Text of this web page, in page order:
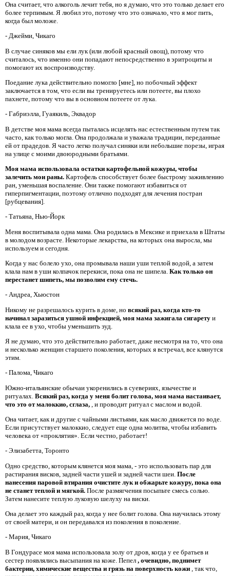
Она считает, что алкоголь лечит тебя, но я думаю, что это только делает его
более терпимым. Я любил это, потому что это означало, что я мог пить,
когда был моложе.
- Джейми, Чикаго
В случае синяков мы ели лук (или любой красный овощ), потому что
считалось, что именно они попадают непосредственно в эритроциты и
помогают их воспроизводству.
Поедание лука действительно помогло [мне], но побочный эффект
заключается в том, что если вы тренируетесь или потеете, вы плохо
пахнете, потому что вы в основном потеете от лука.
- Габриэлла, Гуаякиль, Эквадор
В детстве моя мама всегда пыталась исцелять нас естественным путем так
часто, как только могла. Она продолжала и уважала традиции, переданные
ей от прадедов. Я часто легко получал синяки или небольшие порезы, играя
на улице с моими двоюродными братьями.
Моя мама использовала остатки картофельной кожуры, чтобы
залечить мои раны. Картофель способствует более быстрому заживлению
ран, уменьшая воспаление. Они также помогают избавиться от
гиперпигментации, поэтому отлично подходят для лечения постран
[рубцевания].
- Татьяна, Нью-Йорк
Меня воспитывала одна мама. Она родилась в Мексике и приехала в Штаты
в молодом возрасте. Некоторые лекарства, на которых она выросла, мы
используем и сегодня.
Когда у нас болело ухо, она промывала наши уши теплой водой, а затем
клала нам в уши колпачок перекиси, пока она не шипела. Как только он
перестанет шипеть, мы позволим ему стечь.
- Андреа, Хьюстон
Никому не разрешалось курить в доме, но всякий раз, когда кто-то
начинал заразиться ушной инфекцией, моя мама зажигала сигарету и
клала ее в ухо, чтобы уменьшить зуд.
Я не думаю, что это действительно работает, даже несмотря на то, что она
и несколько женщин старшего поколения, которых я встречал, все клянутся
этим.
- Палома, Чикаго
Южно-итальянские обычаи укоренились в суевериях, язычестве и
ритуалах. Всякий раз, когда у меня болит голова, моя мама настаивает,
что это от малоккио, сглаза, , и проводит ритуал с маслом и водой.
Она читает, как и другие с чайными листьями, как масло движется по воде.
Если присутствует малоккио, следует еще одна молитва, чтобы избавить
человека от «проклятия». Если честно, работает!
- Элизабетта, Торонто
Одно средство, которым клянется моя мама, - это использовать пар для
растирания висков, задней части ушей и задней части шеи. После
нанесения паровой втирания очистите лук и обжарьте кожуру, пока она
не станет теплой и мягкой. После размягчения посыпьте смесь солью.
Затем нанесите теплую луковую шелуху на виски.
Она делает это каждый раз, когда у нее болит голова. Она научилась этому
от своей матери, и он передавался из поколения в поколение.
- Мария, Чикаго
В Гондурасе моя мама использовала золу от дров, когда у ее братьев и
сестер появлялись высыпания на коже. Пепел , очевидно, поднимет
бактерии, химические вещества и грязь на поверхность кожи , так что,